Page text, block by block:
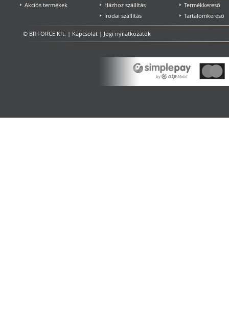
Akciós termékek
Házhoz szállítás
Irodai szállítás
Termékkereső
Tartalomkereső
© BITFORCE Kft. | Kapcsolat | Jogi nyilatkozatok